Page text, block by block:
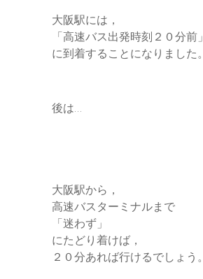
大阪駅には，
「高速バス出発時刻２０分前」
に到着することになりました。
後は…
大阪駅から，
高速バスターミナルまで
「迷わず」
にたどり着けば，
２０分あれば行けるでしょう。